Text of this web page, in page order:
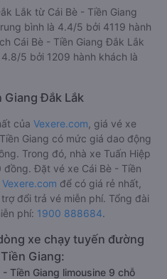
Lắk từ Cái Bè - Tiền Giang
bình là 4.4/5 bởi 4119 hành
Cái Bè - Tiền Giang Đắk Lắk
5 bởi 1209 hành khách là
Giang Đắk Lắk
của Vexere.com , giá vé xe
Giang có mức giá dao động
Trong đó, nhà xe Tuấn Hiệp
Đặt vé xe Cái Bè - Tiền
Vexere.com để có giá rẻ nhất,
đổi trả vé miễn phí. Tổng đài
phí: 1900 888684.
xe chạy tuyến đường
Giang:
Tiền Giang limousine 9 chỗ